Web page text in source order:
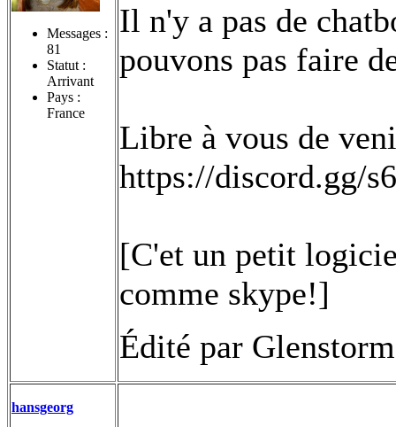
Messages :
81
Statut :
Arrivant
Pays :
France
Il n'y a pas de
pouvons pas faire
Libre à vous de
https://discord.gg/
[C'et un petit
comme skype!]
Édité par
hansgeorg